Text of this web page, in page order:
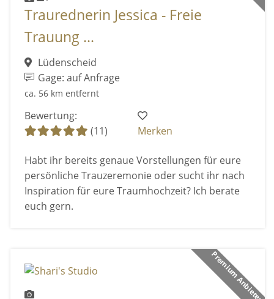
Traurednerin Jessica - Freie
Trauung ...
Lüdenscheid
Gage: auf Anfrage
ca. 56 km entfernt
Bewertung:
(11)
Merken
Habt ihr bereits genaue Vorstellungen für eure
persönliche Trauzeremonie oder sucht ihr nach
Inspiration für eure Traumhochzeit? Ich berate
euch gern.
Premium Anbieter